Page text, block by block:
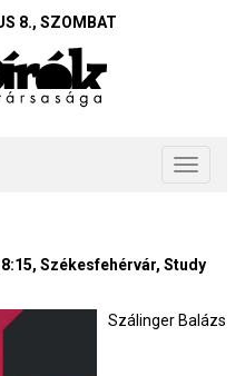
8., SZOMBAT
Toggle
Székesfehérvár, Study
Szálinger Balázs